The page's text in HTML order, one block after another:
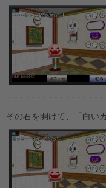
その右を開けて、「白い